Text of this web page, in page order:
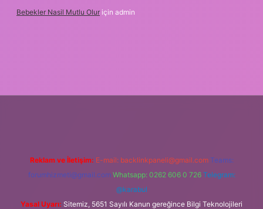
Bebekler Nasil Mutlu Olur için admin
Reklam ve İletişim: E-mail: backlinkpaneli@gmail.com Teams:
forumhizmeti@gmail.com Whatsapp: 0262 606 0 726 Telegram:
@karabul
Yasal Uyarı: Sitemiz, 5651 Sayılı Kanun gereğince Bilgi Teknolojileri